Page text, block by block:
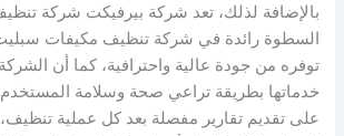
بالإضافة لذلك، تعد شركة بيرفيكت شركة
السطوة رائدة في شركة تنظيف مكيفات
توفره من جودة عالية واحترافية، كما أن
خدماتها بطريقة تراعي صحة وسلامة
على تقديم تقارير مفصلة بعد كل عملية